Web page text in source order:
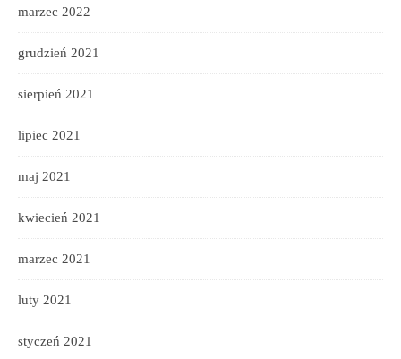
marzec 2022
grudzień 2021
sierpień 2021
lipiec 2021
maj 2021
kwiecień 2021
marzec 2021
luty 2021
styczeń 2021